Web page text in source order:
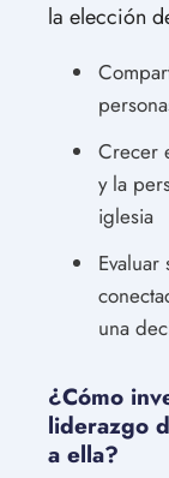
la elección
Crecer
y la
iglesia
una
¿Cómo
liderazgo
a ella?